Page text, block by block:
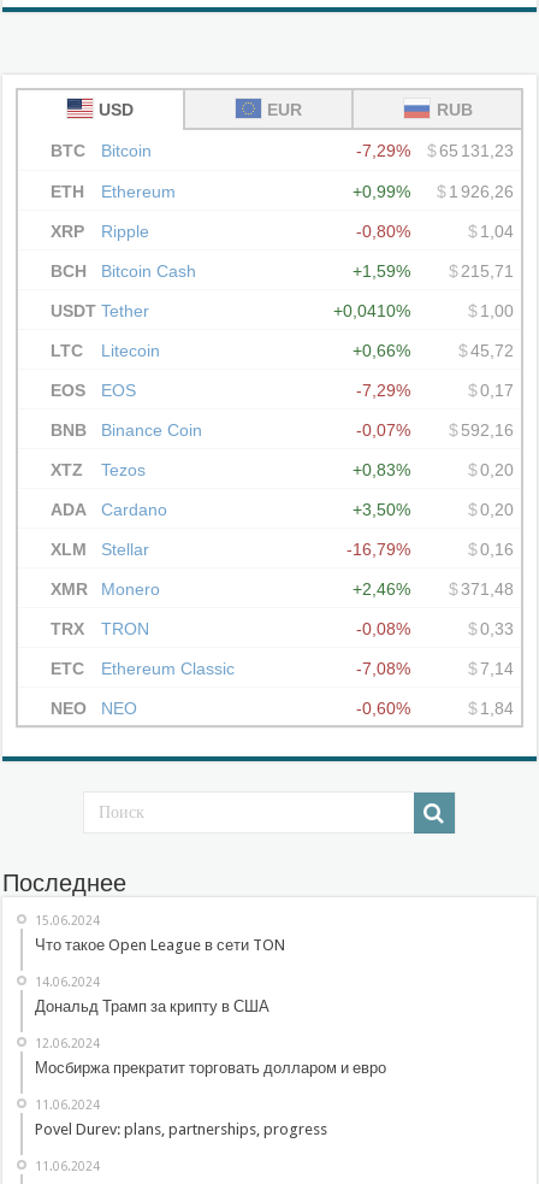
Последнее
15.06.2024
Что такое Open League в сети TON
14.06.2024
Дональд Трамп за крипту в США
12.06.2024
Мосбиржа прекратит торговать долларом и евро
11.06.2024
Povel Durev: plans, partnerships, progress
11.06.2024